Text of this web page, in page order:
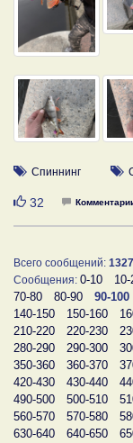
Спиннинг
Нравится
32
Всего сообщений: 1327
Сообщения: 0-10 10-
70-80
80-90 90-100
140-150
150-160
210-220
220-230
280-290
290-300
350-360
360-370
420-430
430-440
490-500
500-510
560-570
570-580
630-640
640-650